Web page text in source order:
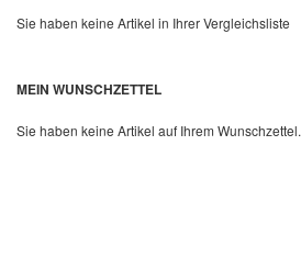
Quickview
Sie haben keine Artikel in Ihrer Vergleichsliste
MEIN WUNSCHZETTEL
Sie haben keine Artikel auf Ihrem Wunschzettel.